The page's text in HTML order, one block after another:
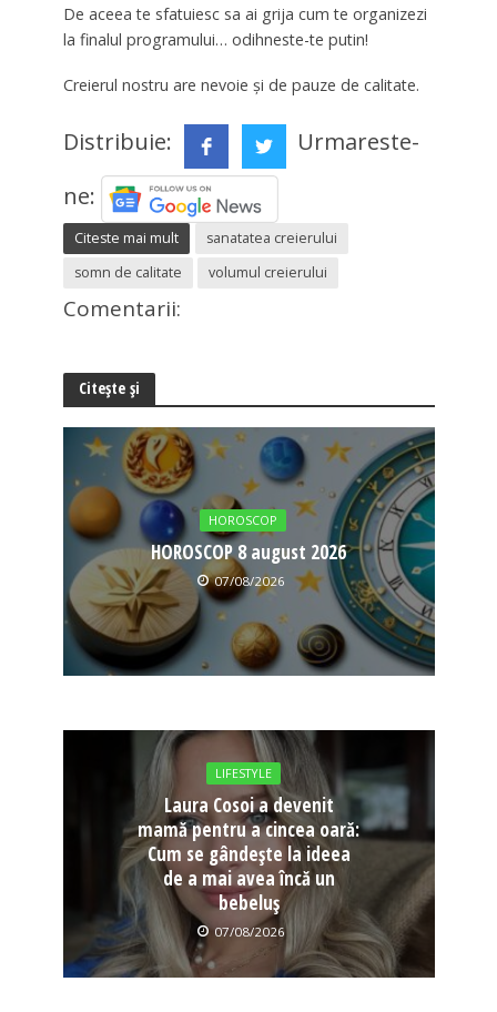
De aceea te sfatuiesc sa ai grija cum te organizezi
la finalul programului… odihneste-te putin!
Creierul nostru are nevoie și de pauze de calitate.
Distribuie:
Urmareste-
ne:
Citeste mai mult
sanatatea creierului
somn de calitate
volumul creierului
Comentarii:
Citește și
HOROSCOP
HOROSCOP 8 august 2026
07/08/2026
LIFESTYLE
Laura Cosoi a devenit
mamă pentru a cincea oară:
Cum se gândește la ideea
de a mai avea încă un
bebeluș
07/08/2026